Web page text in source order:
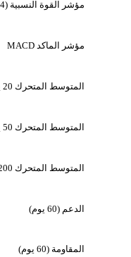
مؤشر القوة النسبية RSI (14)
مؤشر الماكد MACD
المتوسط المتحرك 20 يوم
المتوسط المتحرك 50 يوم
المتوسط المتحرك 200 يوم
الدعم (60 يوم)
المقاومة (60 يوم)